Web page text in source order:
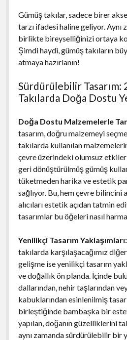
Gümüş takılar, sadece birer
tarzı ifadesi haline geliyor. Aynı
birlikte bireyselliğinizi ortaya
Şimdi haydi, gümüş takıların
atmaya hazırlanın!
Sürdürülebilir Tasarım:
Takılarda Doğa Dostu
Doğa Dostu Malzemelerle
tasarım, doğru malzemeyi
takılarda kullanılan
çevre üzerindeki olumsuz
geri dönüştürülmüş gümüş
tüketmeden harika ve estetik
sağlıyor. Bu, hem çevre bilincini
alıcıları estetik açıdan tatmin
tasarımlar bu öğeleri nasıl
Yenilikçi Tasarım Yaklaşımları:
takılarda karşılaşacağımız
gelişme ise yenilikçi tasarım
ve doğallık ön planda. İçinde
dallarından, nehir taşlarından
kabuklarından esinlenilmiş
birleştiğinde bambaşka bir
yapılan, doğanın güzelliklerini
aynı zamanda sürdürülebilir bir